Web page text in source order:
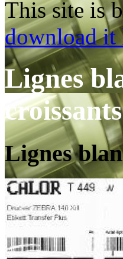
This site is
download it
Lignes
croissants
Lignes